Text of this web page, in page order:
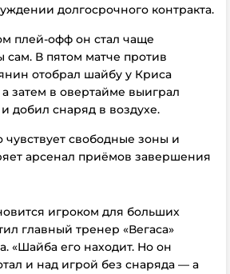
долгосрочного контракта.
плей-офф он стал чаще
сам. В пятом матче против
отобрал шайбу у Криса
затем в овертайме выиграл
добил снаряд в воздухе.
свободные зоны и
арсенал приёмов завершения
игроком для больших
главный тренер «Вегаса»
«Шайба его находит. Но он
и над игрой без снаряда — а